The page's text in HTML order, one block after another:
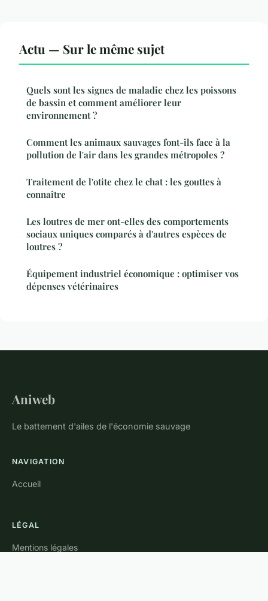
Actu — Sur le même sujet
Quels sont les signes de maladie chez les poissons
de bassin et comment améliorer leur
environnement ?
Comment les animaux sauvages font-ils face à la
pollution de l'air dans les grandes métropoles ?
Traitement de l'otite chez le chat : les gouttes à
connaître
Les loutres de mer ont-elles des comportements
sociaux uniques comparés à d'autres espèces de
loutres ?
Équipement industriel économique : optimiser vos
dépenses vétérinaires
Aniweb
Le battement d'ailes de l'économie sauvage
NAVIGATION
Accueil
LÉGAL
Mentions légales